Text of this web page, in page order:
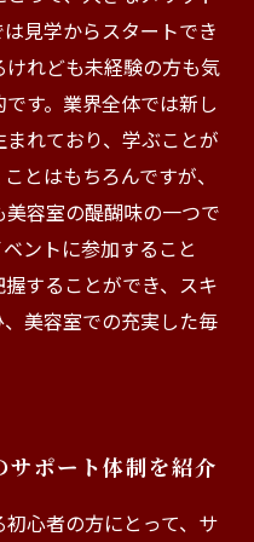
見学からスタートでき
れども未経験の方も気
す。業界全体では新し
れており、学ぶことが
とはもちろんですが、
容室の醍醐味の一つで
ントに参加すること
することができ、スキ
美容室での充実した毎
サポート体制を紹介
心者の方にとって、サ